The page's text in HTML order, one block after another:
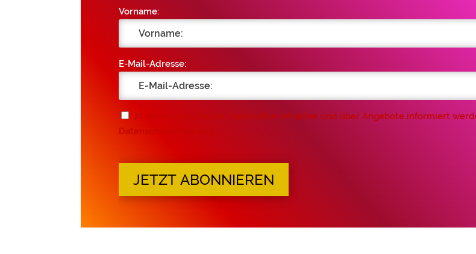
Vorname:
E-Mail-Adresse:
Ja, ich möchte Deinen Newsletter erhalten und über Angebote informiert
Datenschutzerklärung.
JETZT ABONNIEREN